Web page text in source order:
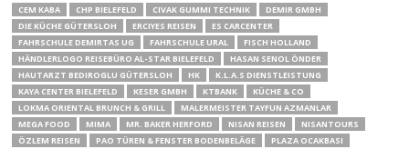
CEM KABA
CHP BIELEFELD CIVAK GUMMI TECHNIK
DEMIR GMBH
DIE KÜCHE GÜTERSLOH
ERCIYES REISEN
ES CARCENTER
FAHRSCHULE DEMIRTAS UG
FAHRSCHULE URAL
FISCH HOLLAND
HÄNDLERLOGO REISEBÜRO AL-STAR BIELEFELD
HASAN SENOL ÖNDER
HAUTARZT BEDIROGLU GÜTERSLOH
HK
K.L.A.S DIENSTLEISTUNG
KAYA CENTER BIELEFELD
KESER GMBH KTBANK
KÜCHE & CO
LOKMA ORIENTAL BRUNCH & GRILL
MALERMEISTER TAYFUN AZMANLAR
MEGA FOOD
MIMA MR. BAKER HERFORD NISAN REISEN
NISANTOURS
ÖZLEM REISEN
PAO TÜREN & FENSTER BODENBELÄGE
PLAZA OCAKBASI